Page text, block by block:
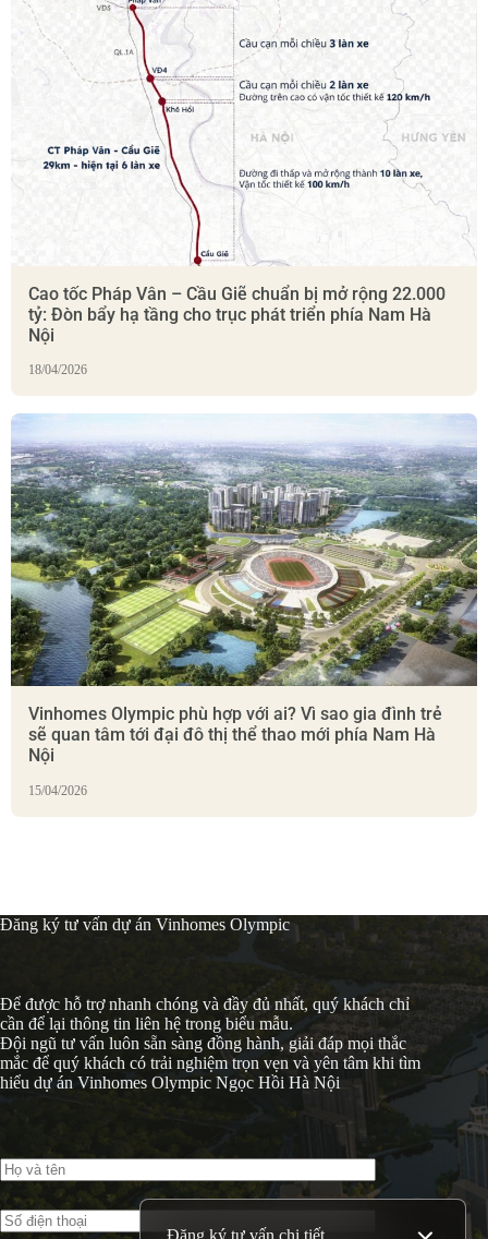
Cao tốc Pháp Vân – Cầu Giẽ chuẩn bị mở rộng 22.000
tỷ: Đòn bẩy hạ tầng cho trục phát triển phía Nam Hà
Nội
18/04/2026
Vinhomes Olympic phù hợp với ai? Vì sao gia đình trẻ
sẽ quan tâm tới đại đô thị thể thao mới phía Nam Hà
Nội
15/04/2026
Đăng ký tư vấn dự án Vinhomes Olympic
Để được hỗ trợ nhanh chóng và đầy đủ nhất, quý khách chỉ
cần để lại thông tin liên hệ trong biểu mẫu.
Đội ngũ tư vấn luôn sẵn sàng đồng hành, giải đáp mọi thắc
mắc để quý khách có trải nghiệm trọn vẹn và yên tâm khi tìm
hiểu dự án Vinhomes Olympic Ngọc Hồi Hà Nội